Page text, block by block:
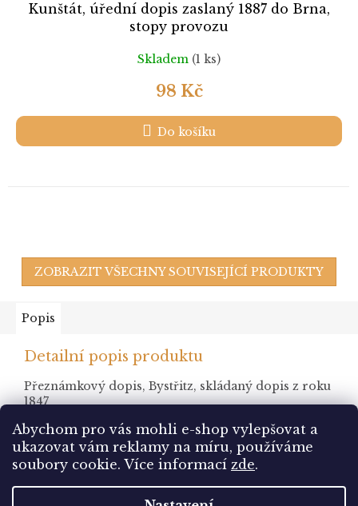
Abychom pro vás mohli e-shop vylepšovat a
ukazovat vám reklamy na míru, používáme
soubory cookie. Více informací zde.
Kunštát, úřední dopis zaslaný 1887 do Brna,
stopy provozu
Skladem (1 ks)
98 Kč
Do košíku
ZOBRAZIT VŠECHNY SOUVISEJÍCÍ PRODUKTY
Popis
Detailní popis produktu
Přeznámkový dopis, Bystřitz, skládaný dopis z roku
1847